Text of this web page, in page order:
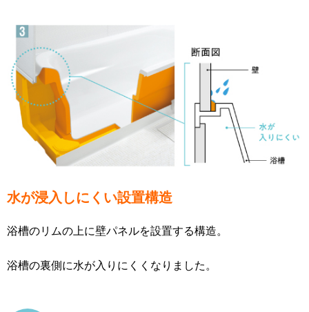
水が浸入しにくい設置構造
浴槽のリムの上に壁パネルを設置する構造。
浴槽の裏側に水が入りにくくなりました 。